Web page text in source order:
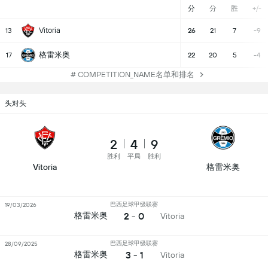
分 分 胜 +/-
13 Vitoria 26 21 7 -9
17 格雷米奥 22 20 5 -4
# COMPETITION_NAME名单和排名
头对头
Vitoria
2
胜利
4
平局
9
胜利
格雷米奥
格雷米奥
巴西足球甲级联赛
2 - 0 Vitoria
19/03/2026
格雷米奥
巴西足球甲级联赛
3 - 1 Vitoria
28/09/2025